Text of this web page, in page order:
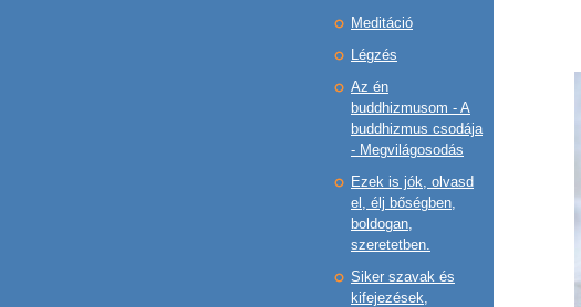
Meditáció
Légzés
Az én
buddhizmusom - A
buddhizmus csodája
- Megvilágosodás
Ezek is jók, olvasd
el, élj bőségben,
boldogan,
szeretetben.
Siker szavak és
kifejezések,